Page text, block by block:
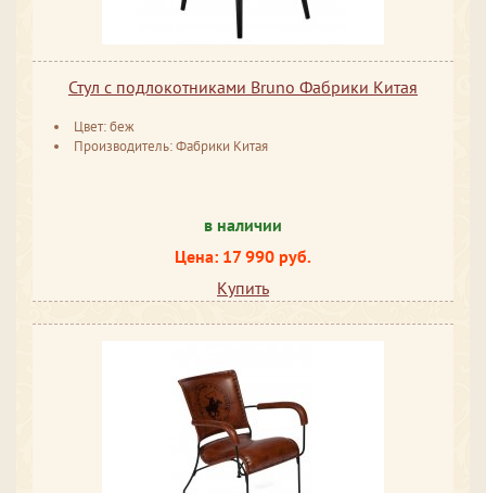
Стул с подлокотниками Bruno Фабрики Китая
Цвет: беж
Производитель: Фабрики Китая
в наличии
Цена: 17 990 руб.
Купить